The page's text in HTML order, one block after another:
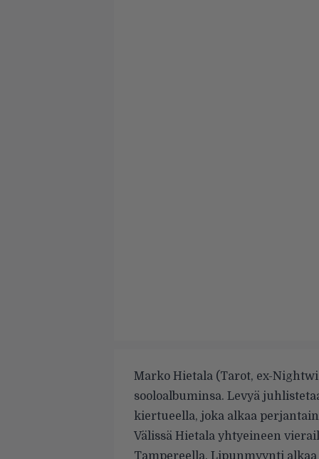
Marko Hietala (Tarot, ex-
sooloalbuminsa. Levyä
kiertueella, joka alkaa
Välissä Hietala yhtyeineen
Tampereella. Lipunmyynti